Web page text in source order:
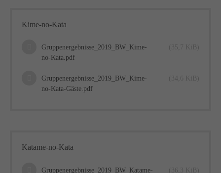
Kime-no-Kata
Gruppenergebnisse_2019_BW_Kime-
no-Kata.pdf
(35,7 KiB)
Gruppenergebnisse_2019_BW_Kime-
no-Kata-Gäste.pdf
(34,6 KiB)
Katame-no-Kata
Gruppenergebnisse_2019_BW_Katame-
(36,3 KiB)